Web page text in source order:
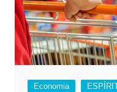
Economia